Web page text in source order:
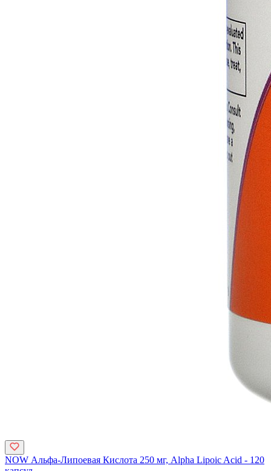
NOW Альфа-Липоевая Кислота 250 мг, Alpha Lipoic Acid - 120